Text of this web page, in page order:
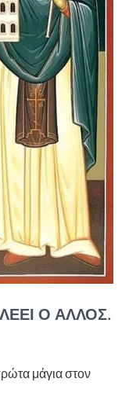
Ο ΆΛΛΟΣ.
μάγια στον